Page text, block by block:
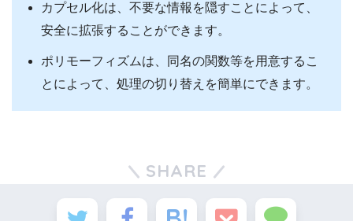
カプセル化は、不要な情報を隠すことによって、
安全に拡張することができます。
ポリモーフィズムは、同名の関数等を用意するこ
とによって、処理の切り替えを簡単にできます。
SHARE